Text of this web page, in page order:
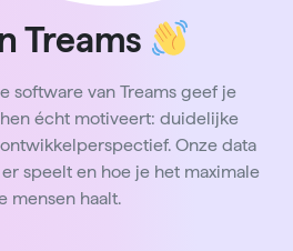
Treams
software van Treams geef je
écht motiveert: duidelijke
Onze data
speelt en hoe je het maximale
mensen haalt.